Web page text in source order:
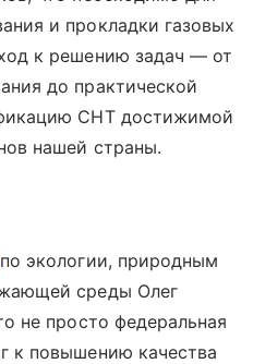
и прокладки газовых
к решению задач — от
до практической
СНТ достижимой
нашей страны.
по экологии, природным
среды Олег
не просто федеральная
к повышению качества